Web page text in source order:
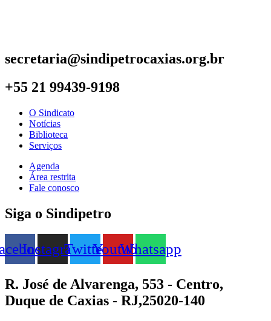
secretaria@sindipetrocaxias.org.br
+55 21 99439-9198
O Sindicato
Notícias
Biblioteca
Serviços
Agenda
Área restrita
Fale conosco
Siga o Sindipetro
InstagramTwitterYoutubeWhatsapp
R. José de Alvarenga, 553 - Centro,
Duque de Caxias - RJ,25020-140